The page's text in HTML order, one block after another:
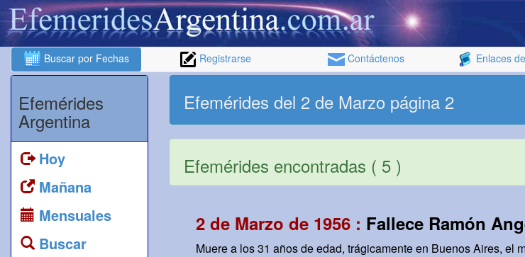
Buscar por Fechas Registrarse Contáctenos Enlaces
Efemérides
Argentina
Hoy
Mañana
Mensuales
Buscar
Efemérides del 2 de Marzo página 2
Efemérides encontradas ( 5 )
2 de Marzo de 1956 : Fallece Ramón
Muere a los 31 años de edad, trágicamente en Buenos Aires, el